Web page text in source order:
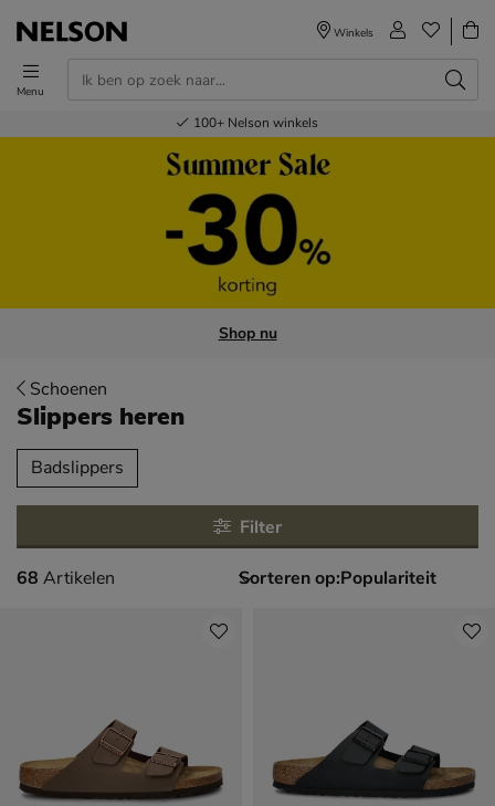
Menu
Winkels
Voor 23.00u besteld,volgende dag in huis
Gratisverzending en retour
Bestel nu,betaal later
100+ Nelson winkels
Shop nu
Schoenen
Slippers heren
over
Badslippers
Filter
68 artikelen
68 Artikelen Sorteren op: